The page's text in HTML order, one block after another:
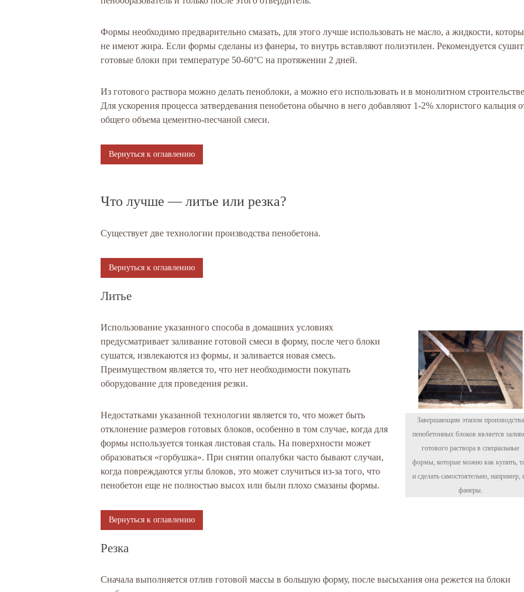
Формы необходимо предварительно смазать, для этого лучше использовать не масло, а жидкости,
не имеют жира. Если формы сделаны из фанеры, то внутрь вставляют полиэтилен. Рекомендуется
готовые блоки при температуре 50-60°С на протяжении 2 дней.
Из готового раствора можно делать пеноблоки, а можно его использовать и в монолитном
Для ускорения процесса затвердевания пенобетона обычно в него добавляют 1-2% хлористого кальция
общего объема цементно-песчаной смеси.
Вернуться к оглавлению
Что лучше — литье или резка?
Существует две технологии производства пенобетона.
Вернуться к оглавлению
Литье
Завершающим этапом производства
пенобетонных блоков является
готового раствора в специальные
формы, которые можно как купить,
и сделать самостоятельно, например,
фанеры.
Использование указанного способа в домашних условиях
предусматривает заливание готовой смеси в форму, после чего блоки
сушатся, извлекаются из формы, и заливается новая смесь.
Преимуществом является то, что нет необходимости покупать
оборудование для проведения резки.
Недостатками указанной технологии является то, что может быть
отклонение размеров готовых блоков, особенно в том случае, когда для
формы используется тонкая листовая сталь. На поверхности может
образоваться «горбушка». При снятии опалубки часто бывают случаи,
когда повреждаются углы блоков, это может случиться из-за того, что
пенобетон еще не полностью высох или были плохо смазаны формы.
Вернуться к оглавлению
Резка
Сначала выполняется отлив готовой массы в большую форму, после высыхания она режется на блоки